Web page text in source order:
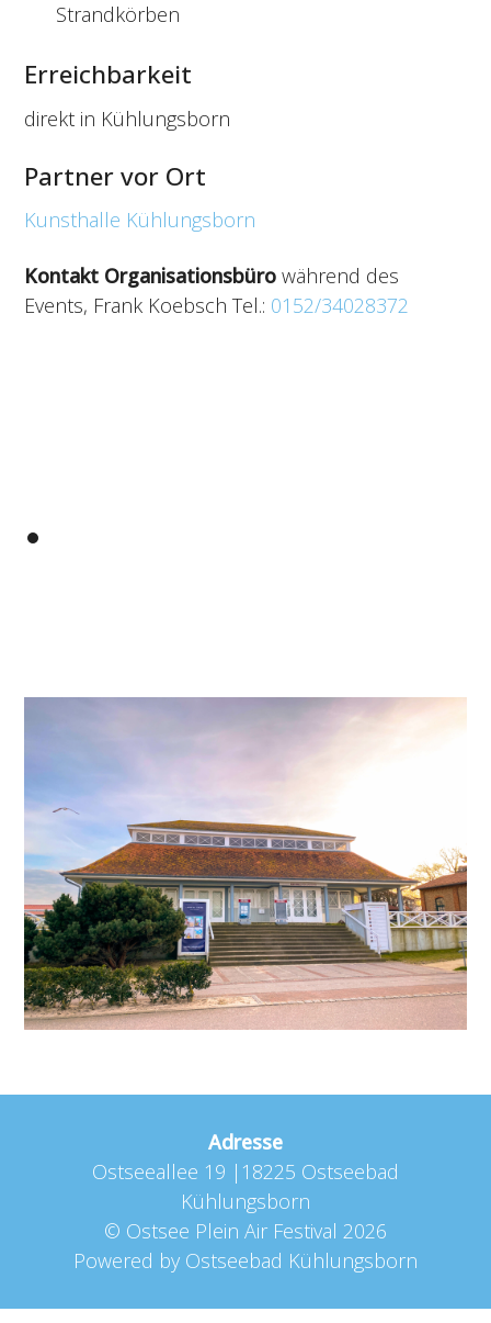
Strandkörben
Erreichbarkeit
direkt in Kühlungsborn
Partner vor Ort
Kunsthalle Kühlungsborn
Kontakt Organisationsbüro während des
Events, Frank Koebsch Tel.: 0152/34028372
Adresse
Ostseeallee 19 |18225 Ostseebad
Kühlungsborn
© Ostsee Plein Air Festival 2026
Powered by Ostseebad Kühlungsborn